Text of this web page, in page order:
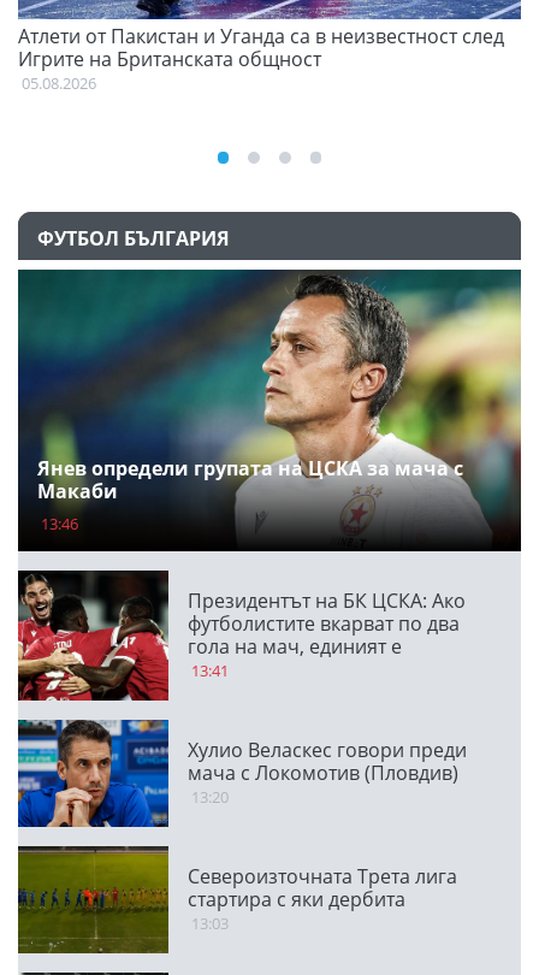
Атлети от Пакистан и Уганда са в неизвестност след
Игрите на Британската общност
05.08.2026
ФУТБОЛ БЪЛГАРИЯ
Янев определи групата на ЦСКА за мача с
Макаби
13:46
Президентът на БК ЦСКА: Ако
футболистите вкарват по два
гола на мач, единият е
благодарение на феновете
13:41
Хулио Веласкес говори преди
мача с Локомотив (Пловдив)
13:20
Североизточната Трета лига
стартира с яки дербита
13:03